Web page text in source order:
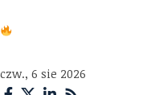
czw., 6 sie 2026